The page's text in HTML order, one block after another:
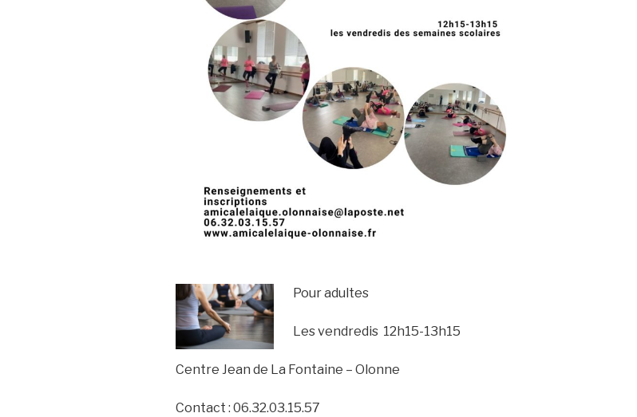
Pour adultes
Les vendredis 12h15-13h15
Centre Jean de La Fontaine – Olonne
Contact : 06.32.03.15.57